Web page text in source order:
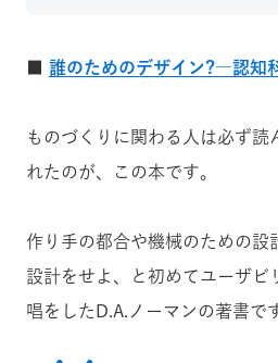
誰のためのデザイン?―認知
ものづくりに関わる人は必ず読
れたのが、この本です。
作り手の都合や機械のための設
設計をせよ、と初めてユーザビ
唱をしたD.A.ノーマンの著書で